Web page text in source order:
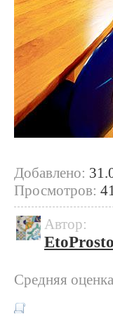
Добавлено:
Просмотров:
Автор:
EtoProsto
Cредняя